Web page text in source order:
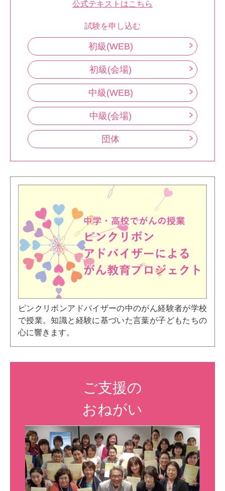
公式テキストはこちら
試験を申し込む
初級(WEB)
初級(会場)
中級(WEB)
中級(会場)
団体
ピンクリボンアドバイザーの中のがん経験者が学校
で授業。知識と経験に基づいた言葉が子どもたちの
心に響きます。
ご支援の
おねがい